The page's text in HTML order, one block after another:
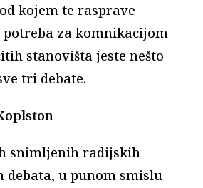
kojem te rasprave
za komnikacijom
stanovišta jeste nešto
tri debate.
snimljenih radijskih
u punom smislu